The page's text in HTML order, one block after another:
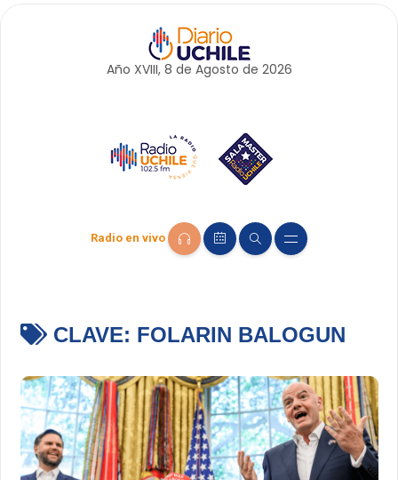
Año XVIII, 8 de Agosto de 2026
Radio en vivo
CLAVE: FOLARIN BALOGUN